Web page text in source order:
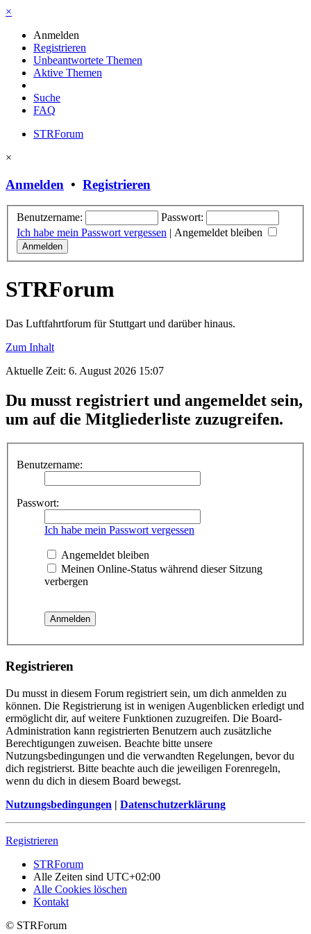
×
Anmelden
Registrieren
Unbeantwortete Themen
Aktive Themen
Suche
FAQ
STRForum
×
Anmelden • Registrieren
Benutzername:
Passwort:
Ich habe mein Passwort vergessen | Angemeldet bleiben
STRForum
Das Luftfahrtforum für Stuttgart und darüber hinaus.
Zum Inhalt
Aktuelle Zeit: 6. August 2026 15:07
Du musst registriert und angemeldet sein,
um auf die Mitgliederliste zuzugreifen.
Benutzername:
Passwort:
Ich habe mein Passwort vergessen
Angemeldet bleiben
Meinen Online-Status während dieser Sitzung
verbergen
Registrieren
Du musst in diesem Forum registriert sein, um dich anmelden zu
können. Die Registrierung ist in wenigen Augenblicken erledigt und
ermöglicht dir, auf weitere Funktionen zuzugreifen. Die Board-
Administration kann registrierten Benutzern auch zusätzliche
Berechtigungen zuweisen. Beachte bitte unsere
Nutzungsbedingungen und die verwandten Regelungen, bevor du
dich registrierst. Bitte beachte auch die jeweiligen Forenregeln,
wenn du dich in diesem Board bewegst.
Nutzungsbedingungen | Datenschutzerklärung
Registrieren
STRForum
Alle Zeiten sind UTC+02:00
Alle Cookies löschen
Kontakt
© STRForum